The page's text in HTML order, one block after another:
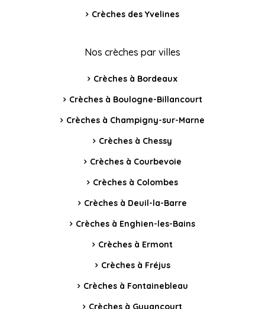
Crèches des Yvelines
Nos crèches par villes
Crèches à Bordeaux
Crèches à Boulogne-Billancourt
Crèches à Champigny-sur-Marne
Crèches à Chessy
Crèches à Courbevoie
Crèches à Colombes
Crèches à Deuil-la-Barre
Crèches à Enghien-les-Bains
Crèches à Ermont
Crèches à Fréjus
Crèches à Fontainebleau
Crèches à Guyancourt